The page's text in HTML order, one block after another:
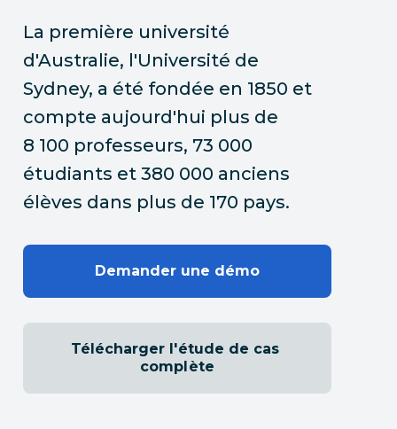
La première université
d'Australie, l'Université de
Sydney, a été fondée en 1850 et
compte aujourd'hui plus de
8 100 professeurs, 73 000
étudiants et 380 000 anciens
élèves dans plus de 170 pays.
Demander une démo
Télécharger l'étude de cas
complète